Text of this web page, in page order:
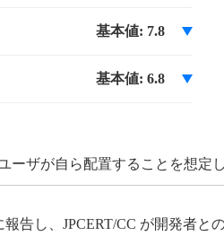
基本値: 7.8
基本値: 6.8
ザが自ら配置することを想定し
告し、JPCERT/CC が開発者と